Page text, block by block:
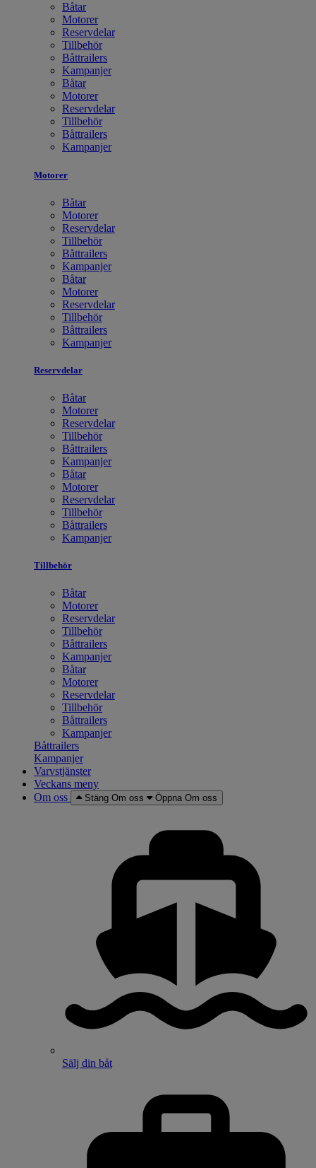
Båtar
Motorer
Reservdelar
Tillbehör
Båttrailers
Kampanjer
Båtar
Motorer
Reservdelar
Tillbehör
Båttrailers
Kampanjer
Motorer
Båtar
Motorer
Reservdelar
Tillbehör
Båttrailers
Kampanjer
Båtar
Motorer
Reservdelar
Tillbehör
Båttrailers
Kampanjer
Reservdelar
Båtar
Motorer
Reservdelar
Tillbehör
Båttrailers
Kampanjer
Båtar
Motorer
Reservdelar
Tillbehör
Båttrailers
Kampanjer
Tillbehör
Båtar
Motorer
Reservdelar
Tillbehör
Båttrailers
Kampanjer
Båtar
Motorer
Reservdelar
Tillbehör
Båttrailers
Kampanjer
Båttrailers
Kampanjer
Varvstjänster
Veckans meny
Om oss
Stäng Om oss Öppna Om oss
Sälj din båt